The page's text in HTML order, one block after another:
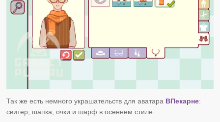
Так же есть немного украшательств для аватара ВПекарне:
свитер, шапка, очки и шарф в осеннем стиле.